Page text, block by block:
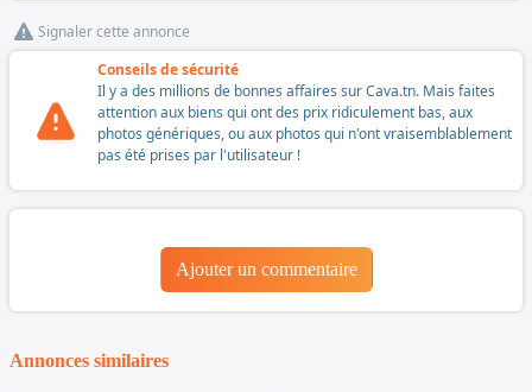
Signaler cette annonce
Conseils de sécurité
Il y a des millions de bonnes affaires sur Cava.tn. Mais faites
attention aux biens qui ont des prix ridiculement bas, aux
photos génériques, ou aux photos qui n'ont vraisemblablement
pas été prises par l'utilisateur !
Ajouter un commentaire
Annonces similaires